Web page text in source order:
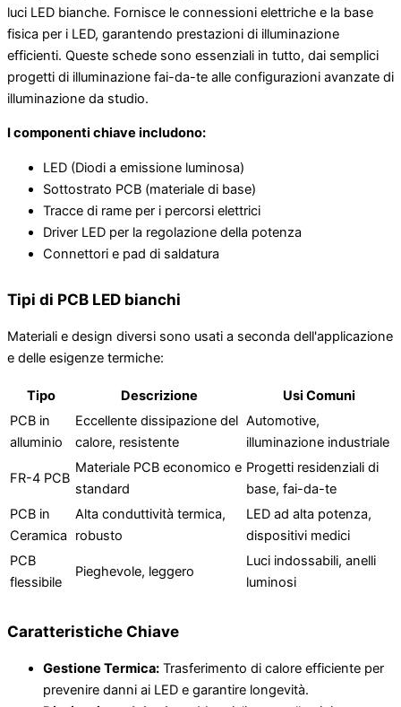
luci LED bianche. Fornisce le connessioni elettriche e la base
fisica per i LED, garantendo prestazioni di illuminazione
efficienti. Queste schede sono essenziali in tutto, dai semplici
progetti di illuminazione fai-da-te alle configurazioni avanzate di
illuminazione da studio.
I componenti chiave includono:
LED (Diodi a emissione luminosa)
Sottostrato PCB (materiale di base)
Tracce di rame per i percorsi elettrici
Driver LED per la regolazione della potenza
Connettori e pad di saldatura
Tipi di PCB LED bianchi
Materiali e design diversi sono usati a seconda dell'applicazione
e delle esigenze termiche:
Tipo Descrizione
Usi Comuni
PCB in
alluminio
Eccellente dissipazione del
calore, resistente
Automotive,
illuminazione industriale
FR-4 PCB
Materiale PCB economico e
standard
Progetti residenziali di
base, fai-da-te
PCB in
Ceramica
Alta conduttività termica,
robusto
LED ad alta potenza,
dispositivi medici
PCB
flessibile
Pieghevole, leggero
Luci indossabili, anelli
luminosi
Caratteristiche Chiave
Gestione Termica: Trasferimento di calore efficiente per
prevenire danni ai LED e garantire longevità.